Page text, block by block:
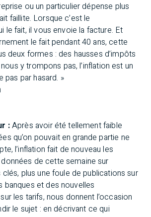
ou un particulier dépense plus
faillite. Lorsque c’est le
le fait, il vous envoie la facture. Et
le fait pendant 40 ans, cette
deux formes : des hausses d’impôts
y trompons pas, l’inflation est un
pas par hasard. »
:Après avoir été tellement faible
qu’on pouvait en grande partie ne
l’inflation fait de nouveau les
de cette semaine sur
plus une foule de publications sur
banques et des nouvelles
les tarifs, nous donnent l’occasion
le sujet : en décrivant ce qui